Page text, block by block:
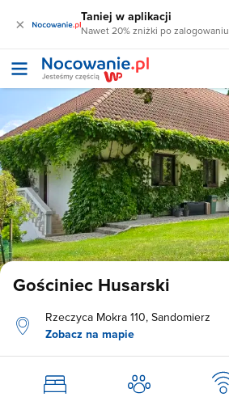
× Taniej w aplikacji
Nawet 20% zniżki po zalogowaniu
Gościniec Husarski
Rzeczyca Mokra 110, Sandomierz
Zobacz na mapie